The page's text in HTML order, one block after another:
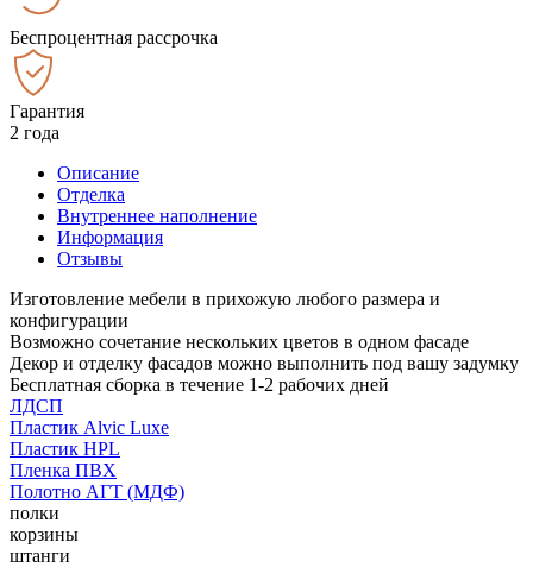
Беспроцентная рассрочка
Гарантия
2 года
Описание
Отделка
Внутреннее наполнение
Информация
Отзывы
Изготовление мебели в прихожую любого размера и
конфигурации
Возможно сочетание нескольких цветов в одном фасаде
Декор и отделку фасадов можно выполнить под вашу задумку
Бесплатная сборка в течение 1-2 рабочих дней
ЛДСП
Пластик Alvic Luxe
Пластик HPL
Пленка ПВХ
Полотно АГТ (МДФ)
полки
корзины
штанги